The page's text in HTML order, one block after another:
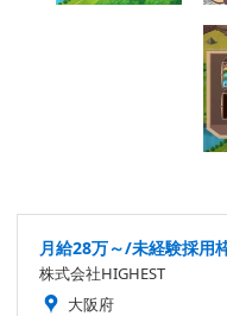
月給28万～/未経験採用
株式会社HIGHEST
大阪府